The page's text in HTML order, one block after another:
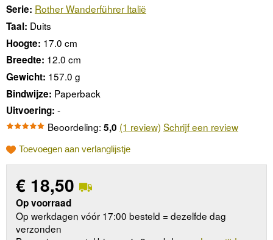
Serie: Rother Wanderführer Italië
Taal: Duits
Hoogte: 17.0 cm
Breedte: 12.0 cm
Gewicht: 157.0 g
Bindwijze: Paperback
Uitvoering: -
Beoordeling: 5,0 (1 review) Schrijf een review
Toevoegen aan verlanglijstje
€ 18,50
Op voorraad
Op werkdagen vóór 17:00 besteld = dezelfde dag
verzonden